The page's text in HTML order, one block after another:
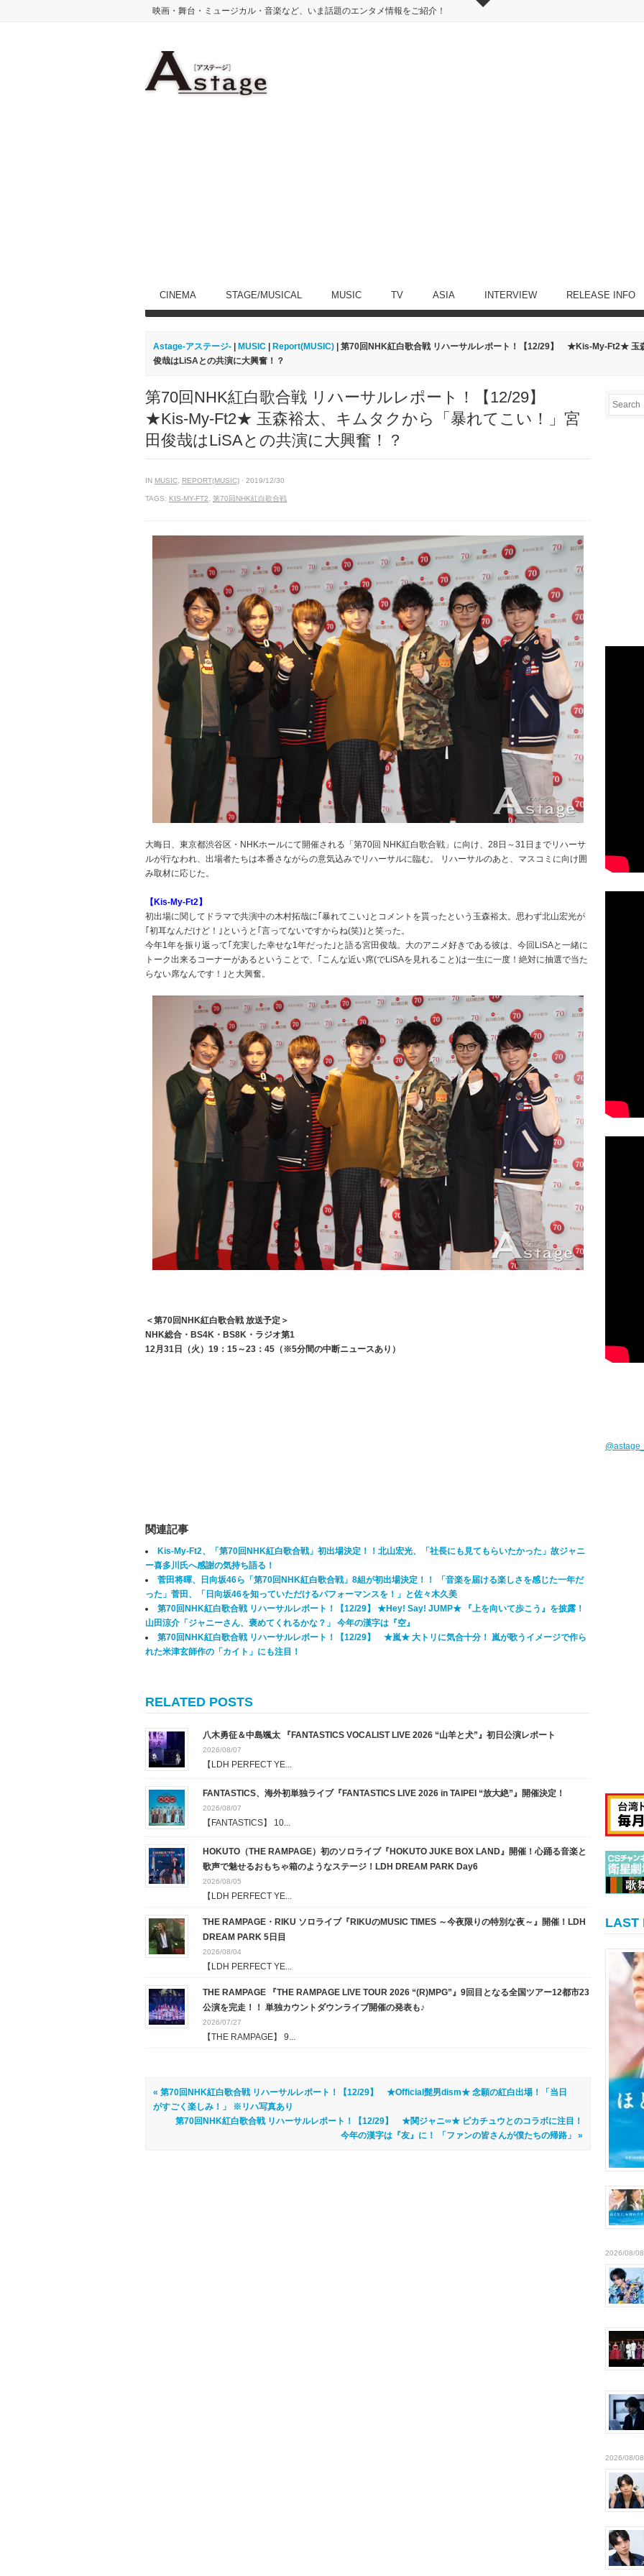
映画・舞台・ミュージカル・音楽など、いま話題のエンタメ情報をご紹介！
CINEMA STAGE/MUSICAL MUSIC TV ASIA INTERVIEW RELEASE INFO
Astage-アステージ- MUSIC Report(MUSIC) | 第70回NHK紅白歌合戦 リハーサルレポート！【12/29】 ★Kis-My-Ft2★ ‪玉
俊哉はLiSAとの共演に大興奮！？
第70回NHK紅白歌合戦 リハーサルレポート！【12/29】
★Kis-My-Ft2★ ‪玉森裕太、キムタクから「暴れてこい！」宮
田俊哉はLiSAとの共演に大興奮！？
IN MUSIC REPORT(MUSIC) · 2019/12/30
TAGS: KIS-MY-FT2 第70回NHK紅白歌合戦
大晦日、東京都渋谷区・NHKホールにて開催される「第70回 NHK紅白歌合戦」に向け、28日～31日までリハーサ
ルが行なわれ、出場者たちは本番さながらの意気込みでリハーサルに臨む。 リハーサルのあと、マスコミに向け囲
み取材に応じた。
【Kis-My-Ft2】‬
‪初出場に関してドラマで共演中の木村拓哉に｢暴れてこい｣とコメントを貰ったという玉森裕太。思わず北山宏光が
｢初耳なんだけど！｣というと｢言ってないですからね(笑)｣と笑った。‬
‪今年1年を振り返って｢充実した幸せな1年だった｣と語る宮田俊哉。大のアニメ好きである彼は、今回LiSAと一緒に
トーク出来るコーナーがあるということで、｢こんな近い席(でLiSAを見れること)は一生に一度！絶対に抽選で当た
らない席なんです！｣と大興奮。
＜第70回NHK紅白歌合戦 放送予定＞
NHK総合・BS4K・BS8K・ラジオ第1
12月31日（火）19：15～23：45（※5分間の中断ニュースあり）
関連記事
Kis-My-Ft2、「第70回NHK紅白歌合戦」初出場決定！！北山宏光、「社長にも見てもらいたかった」故ジャニ
ー喜多川氏へ感謝の気持ち語る！
菅田将暉、日向坂46ら「第70回NHK紅白歌合戦」8組が初出場決定！！ 「音楽を届ける楽しさを感じた一年だ
った」菅田、「日向坂46を知っていただけるパフォーマンスを！」と佐々木久美
第70回NHK紅白歌合戦 リハーサルレポート！【12/29】 ★Hey! Say! JUMP★ 『上を向いて歩こう』を披露！
山田涼介「ジャニーさん、褒めてくれるかな？」 今年の漢字は『空』
第70回NHK紅白歌合戦 リハーサルレポート！【12/29】 ★嵐★ ‪大トリに気合十分！ 嵐が歌うイメージで作ら
れた米津玄師作の「カイト」にも注目！
RELATED POSTS
八木勇征＆中島颯太 『FANTASTICS VOCALIST LIVE 2026 “山羊と犬”』初日公演レポート
2026/08/07
【LDH PERFECT YE...
FANTASTICS、海外初単独ライブ『FANTASTICS LIVE 2026 in TAIPEI “放大絶”』開催決定！
2026/08/07
【FANTASTICS】 10...
HOKUTO（THE RAMPAGE）初のソロライブ『HOKUTO JUKE BOX LAND』開催！心踊る音楽と
歌声で魅せるおもちゃ箱のようなステージ！LDH DREAM PARK Day6
2026/08/05
【LDH PERFECT YE...
THE RAMPAGE・RIKU ソロライブ『RIKUのMUSIC TIMES ～今夜限りの特別な夜～』開催！LDH
DREAM PARK 5日目
2026/08/04
【LDH PERFECT YE...
THE RAMPAGE 『THE RAMPAGE LIVE TOUR 2026 “(R)MPG”』9回目となる全国ツアー12都市23
公演を完走！！ 単独カウントダウンライブ開催の発表も♪
2026/07/27
【THE RAMPAGE】 9...
« 第70回NHK紅白歌合戦 リハーサルレポート！【12/29】 ★Official髭男dism★ 念願の紅白出場！「当日
がすごく楽しみ！」 ※リハ写真あり
第70回NHK紅白歌合戦 リハーサルレポート！【12/29】 ★関ジャニ∞★ ‪ピカチュウとのコラボに注目！
今年の漢字は『友』に！ 「ファンの皆さんが僕たちの帰路」 »
LAST
2026/08/08
2026/08/08